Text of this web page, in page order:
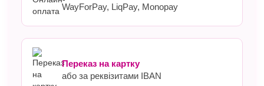
WayForPay, LiqPay, Monopay
Переказ на картку
або за реквізитами IBAN